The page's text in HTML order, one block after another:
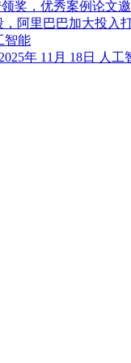
奖，优秀案例论文
阿里巴巴加大投入
智能
2025年 11月 18日 人工